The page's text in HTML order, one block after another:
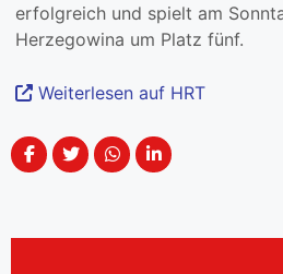
erfolgreich und spielt am
Herzegowina um Platz fünf.
Weiterlesen auf HRT